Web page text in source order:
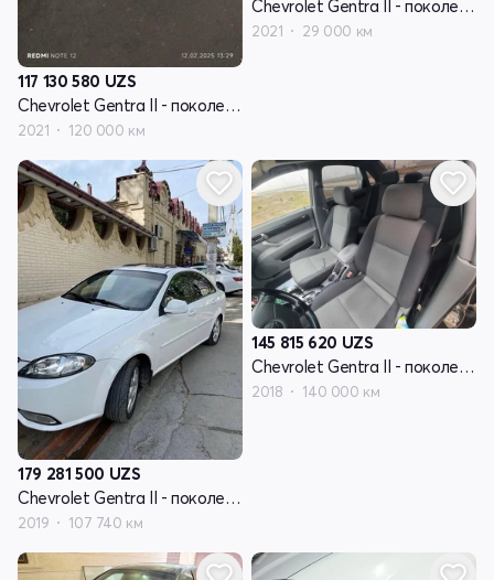
117 130 580 UZS
Chevrolet Gentra II - поколение
2021 120 000 км
Chevrolet Gentra II - поколение
2021 29 000 км
179 281 500 UZS
Chevrolet Gentra II - поколение
2019 107 740 км
145 815 620 UZS
Chevrolet Gentra II - поколение
2018 140 000 км